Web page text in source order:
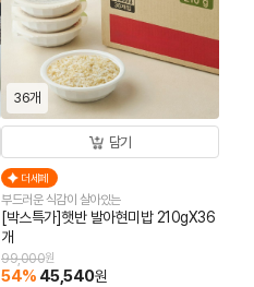
36개
담기
더세페
부드러운 식감이 살아있는
[박스특가]햇반 발아현미밥 210gX36
개
99,000원
54% 45,540원